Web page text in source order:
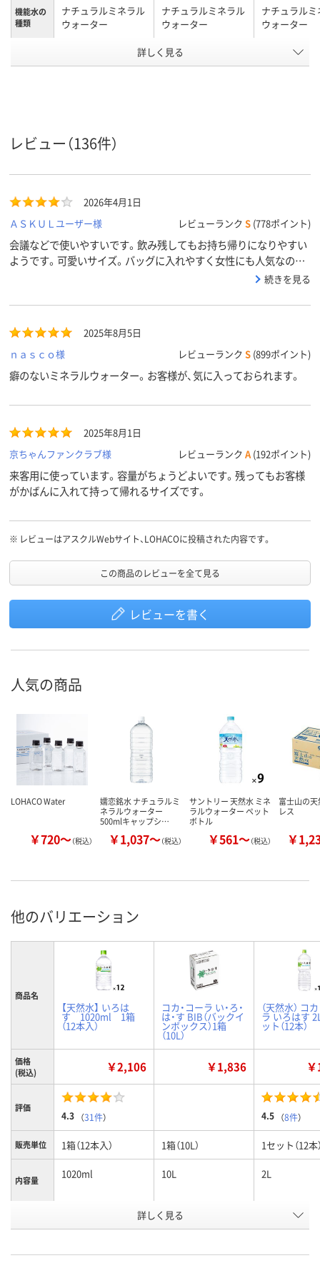
機能水の
種類
ナチュラルミネラル
ウォーター
ナチュラルミネラル
ウォーター
ナチュラル
ウォーター
無発泡
詳しく見る
レビュー（136件）
2026年4月1日
ＡＳＫＵＬユーザー様
レビューランク S (778ポイント)
会議などで使いやすいです。飲み残してもお持ち帰りになりやすい
ようです。可愛いサイズ。バッグに入れやすく女性にも人気なので、
続きを見る
2025年8月5日
ｎａｓｃｏ様
レビューランク S (899ポイント)
癖のないミネラルウォーター。お客様が、気に入っておられます。
2025年8月1日
京ちゃんファンクラブ様
レビューランク A (192ポイント)
来客用に使っています。容量がちょうどよいです。残ってもお客様
がかばんに入れて持って帰れるサイズです。
※ レビューはアスクルWebサイト、LOHACOに投稿された内容です。
この商品のレビューを全て見る
レビューを書く
人気の商品
LOHACO Water
￥720～（税込）
嬬恋銘水 ナチュラルミ
ネラルウォーター
500mlキャップシ…
￥1,037～（税込）
サントリー 天然水 ミネ
ラルウォーター ペット
ボトル
￥561～（税込）
富士山の
レス
￥
他のバリエーション
商品名
【天然水】 いろは
す 1020ml 1箱
（12本入）
コカ・コーラ い・ろ・
は・す BIB（バックイ
ンボックス）1箱
（10L）
（天然水） コ
ラ いろはす
ット（12本）
価格
(税込)
￥2,106 ￥1,836
評価
4.3 （31件） 4.5 （8件）
販売単位 1箱（12本入） 1箱（10L） 1セット（12本
内容量 1020ml 10L 2L
HN07497 6195876
詳しく見る